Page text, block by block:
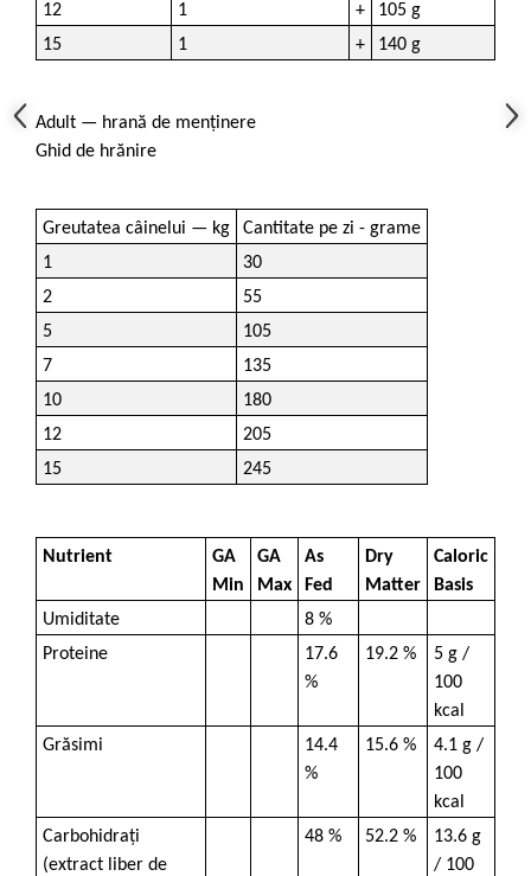
12
1 +
105 g
15
1 + 140 g
Adult — hrană de menținere
Ghid de hrănire
Greutatea câinelui — kg
Cantitate pe zi - grame
1
30
2
55
5
105
7
135
10
180
12
205
15
245
Nutrient
GA
Min
GA
Max
As
Fed
Dry
Matter
Caloric
Basis
Umiditate
8 %
Proteine
17.6
%
19.2 %
5 g /
100
kcal
Grăsimi
14.4
%
15.6 %
4.1 g /
100
kcal
Carbohidrați
(extract liber de
48 % 52.2 %
13.6 g
/ 100